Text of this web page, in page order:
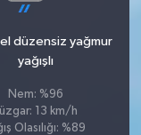
düzensiz yağmur
yağışlı
Nem: %96
13 km/h
Olasılığı: %89